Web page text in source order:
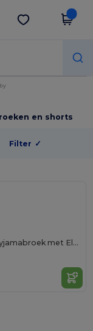
Download app
en shorts
Filter ✓
Comfortabele Stretch Pyjamabroek met Elastische Tailleband